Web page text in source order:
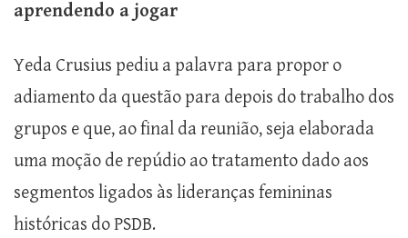
aprendendo a jogar
Yeda Crusius pediu a palavra para propor o
adiamento da questão para depois do trabalho dos
grupos e que, ao final da reunião, seja elaborada
uma moção de repúdio ao tratamento dado aos
segmentos ligados às lideranças femininas
históricas do PSDB.